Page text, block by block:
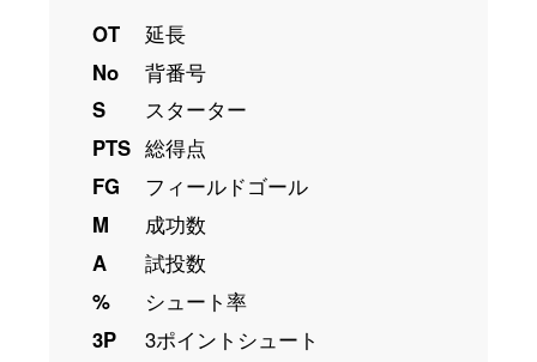
OT
延長
No
背番号
S
スターター
PTS 総得点
FG
フィールドゴール
M
成功数
A
試投数
%
シュート率
3P
3ポイントシュート